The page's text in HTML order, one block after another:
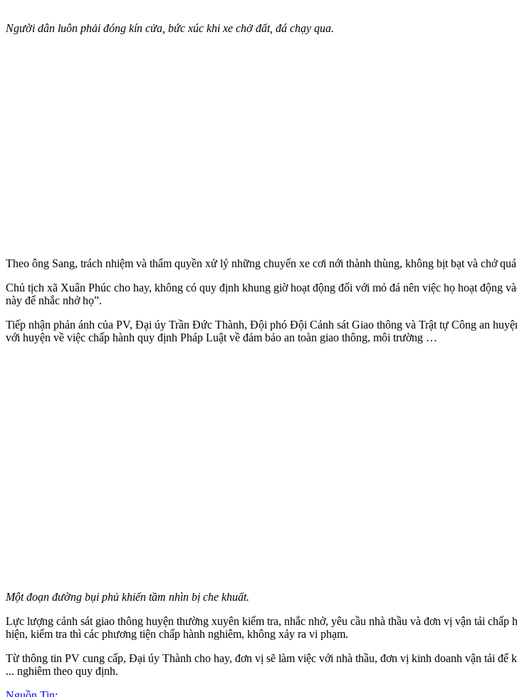
Người dân luôn phải đóng kín cửa, bức xúc khi xe chở đất, đá chạy qua.
Theo ông Sang, trách nhiệm và thẩm quyền xử lý những chuyến xe cơi nới thành thùng, không bịt bạt và chở
Chủ tịch xã Xuân Phúc cho hay, không có quy định khung giờ hoạt động đối với mỏ đá nên việc họ hoạt động
này để nhắc nhở họ”.
Tiếp nhận phản ánh của PV, Đại úy Trần Đức Thành, Đội phó Đội Cảnh sát Giao thông và Trật tự Công an
với huyện về việc chấp hành quy định Pháp Luật về đảm bảo an toàn giao thông, môi trường …
Một đoạn đường bụi phủ khiến tầm nhìn bị che khuất.
Lực lượng cảnh sát giao thông huyện thường xuyên kiểm tra, nhắc nhở, yêu cầu nhà thầu và đơn vị vận tải
hiện, kiểm tra thì các phương tiện chấp hành nghiêm, không xảy ra vi phạm.
Từ thông tin PV cung cấp, Đại úy Thành cho hay, đơn vị sẽ làm việc với nhà thầu, đơn vị kinh doanh vận tải
... nghiêm theo quy định.